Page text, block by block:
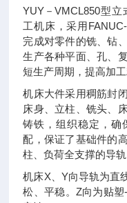
YUY －VMCL850型立
工机床，采用
完成对零件的铣、钻
生产各种平面、孔、
短生产周期，提高加
机床大件采用稠筋封
床身、立柱、铣头、
铸铁，组织稳定，确
配，保证了基础件的
柱、负荷全支撑的导
机床X Y向导轨为直
松、平稳。 Z向为贴塑-